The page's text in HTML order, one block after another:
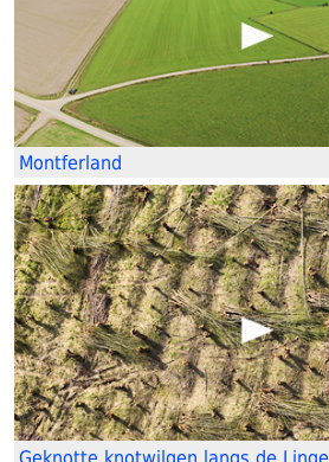
Montferland
Geknotte knotwilgen langs de Linge